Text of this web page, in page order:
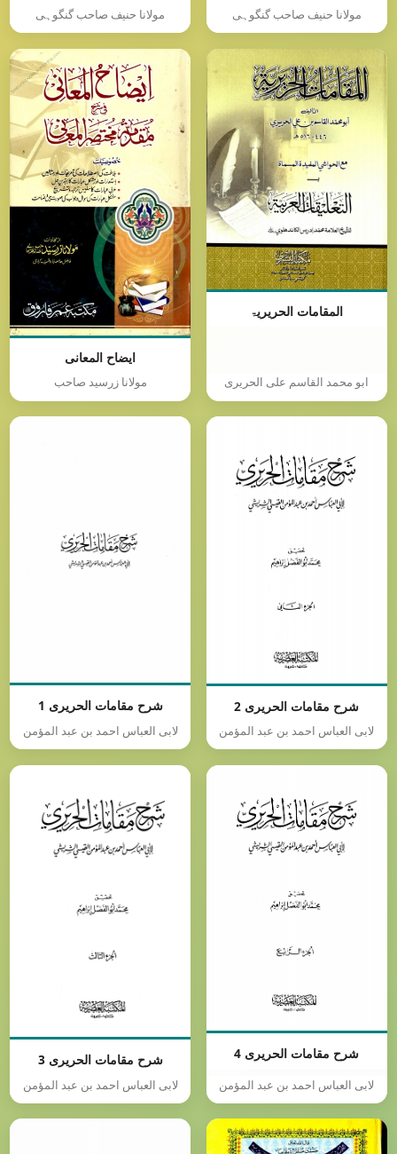
مولانا حنیف صاحب گنگوہی مولانا حنیف صاحب گنگوہی
ایضاح المعانی
مولانا زرسید صاحب
المقامات الحریریۃ
ابو محمد القاسم علی الحریری
شرح مقامات الحریری 1
لابی العباس احمد بن عبد المؤمن
شرح مقامات الحریری 2
لابی العباس احمد بن عبد المؤمن
شرح مقامات الحریری 3
لابی العباس احمد بن عبد المؤمن
شرح مقامات الحریری 4
لابی العباس احمد بن عبد المؤمن